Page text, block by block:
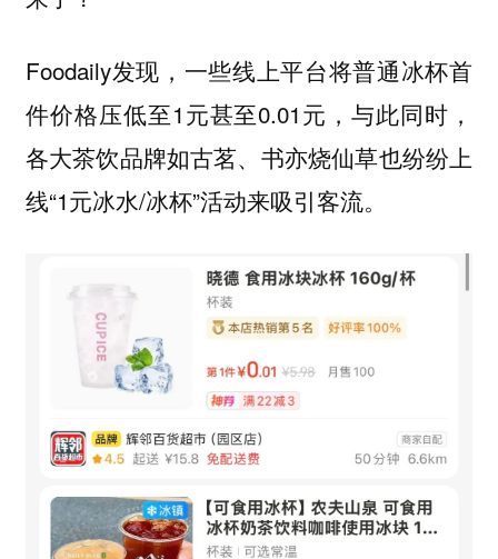
Foodaily发现，一些线上平台将普通冰杯首
件价格压低至1元甚至0.01元，与此同时，
各大茶饮品牌如古茗、书亦烧仙草也纷纷上
线“1元冰水/冰杯”活动来吸引客流。